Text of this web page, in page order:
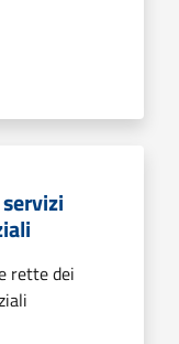
rette dei